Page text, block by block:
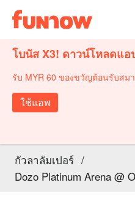
โบนัส X3! ดาวน์โหลดแอ
รับ MYR 60 ของขวัญต้อนรับสม
ใช้แอพ
กัวลาลัมเปอร์ /
Dozo Platinum Arena @